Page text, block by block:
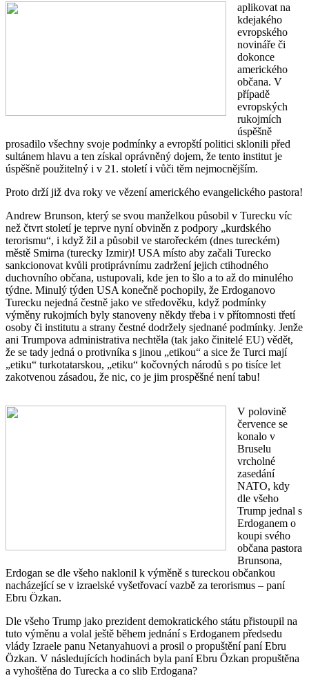
aplikovat na
kdejakého
evropského
novináře či
dokonce
amerického
občana. V
případě
evropských
rukojmích
úspěšně
prosadilo všechny svoje podmínky a evropští politici sklonili před
sultánem hlavu a ten získal oprávněný dojem, že tento institut je
úspěšně použitelný i v 21. století i vůči těm nejmocnějším.
Proto drží již dva roky ve vězení amerického evangelického pastora!
Andrew Brunson, který se svou manželkou působil v Turecku víc
než čtvrt století je teprve nyní obviněn z podpory „kurdského
terorismu“, i když žil a působil ve starořeckém (dnes tureckém)
městě Smirna (turecky Izmir)! USA místo aby začali Turecko
sankcionovat kvůli protiprávnímu zadržení jejich ctihodného
duchovního občana, ustupovali, kde jen to šlo a to až do minulého
týdne. Minulý týden USA konečně pochopily, že Erdoganovo
Turecku nejedná čestně jako ve středověku, když podmínky
výměny rukojmích byly stanoveny někdy třeba i v přítomnosti třetí
osoby či institutu a strany čestné dodržely sjednané podmínky. Jenže
ani Trumpova administrativa nechtěla (tak jako činitelé EU) vědět,
že se tady jedná o protivníka s jinou „etikou“ a sice že Turci mají
„etiku“ turkotatarskou, „etiku“ kočovných národů s po tisíce let
zakotvenou zásadou, že nic, co je jim prospěšné není tabu!
V polovině
července se
konalo v
Bruselu
vrcholné
zasedání
NATO, kdy
dle všeho
Trump jednal s
Erdoganem o
koupi svého
občana pastora
Brunsona,
Erdogan se dle všeho naklonil k výměně s tureckou občankou
nacházející se v izraelské vyšetřovací vazbě za terorismus – paní
Ebru Özkan.
Dle všeho Trump jako prezident demokratického státu přistoupil na
tuto výměnu a volal ještě během jednání s Erdoganem předsedu
vlády Izraele panu Netanyahuovi a prosil o propuštění paní Ebru
Özkan. V následujících hodinách byla paní Ebru Özkan propuštěna
a vyhoštěna do Turecka a co slib Erdogana?